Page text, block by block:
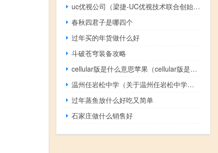
uc优视公司（梁捷-UC优视技术联合创始人兼技术总裁介绍）
春秋四君子是哪四个
过年买的年货做什么好
斗破苍穹装备攻略
cellular版是什么意思苹果（cellular版是什么意思）
温州任岩松中学（关于温州任岩松中学的介绍）
过年蒸鱼放什么好吃又简单
石家庄做什么销售好